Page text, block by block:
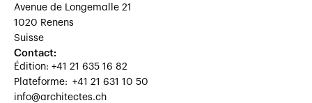
Avenue de Longemalle 21
1020 Renens
Suisse
Contact:
Édition: +41 21 635 16 82
Plateforme: +41 21 631 10 50
info@architectes.ch